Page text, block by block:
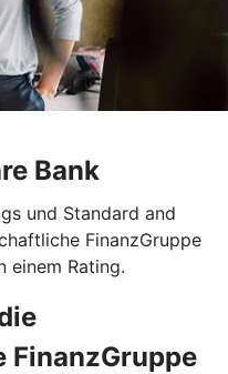
Bank
und Standard and
FinanzGruppe
einem Rating.
FinanzGruppe